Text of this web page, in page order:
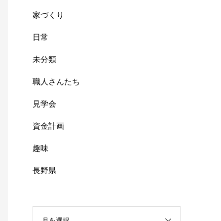
家づくり
日常
未分類
職人さんたち
見学会
資金計画
趣味
長野県